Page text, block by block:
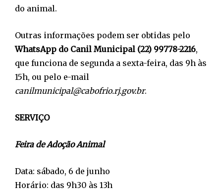
do animal.
Outras informações podem ser obtidas pelo
WhatsApp do Canil Municipal (22) 99778-2216,
que funciona de segunda a sexta-feira, das 9h às
15h, ou pelo e-mail
canilmunicipal@cabofrio.rj.gov.br.
SERVIÇO
Feira de Adoção Animal
Data: sábado, 6 de junho
Horário: das 9h30 às 13h